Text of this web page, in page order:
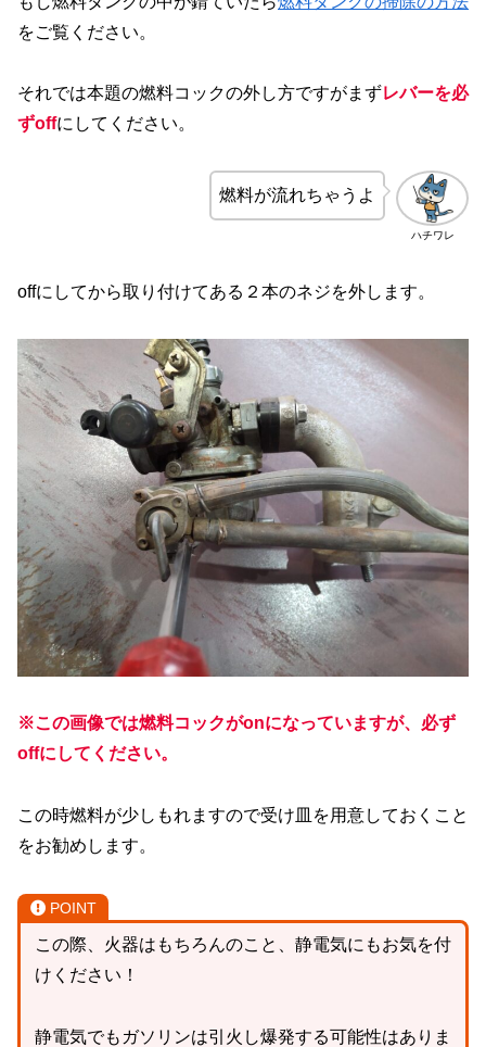
をご覧ください。
それでは本題の燃料コックの外し方ですがまずレバーを必
ずoffにしてください。
ハチワレ
燃料が流れちゃうよ
offにしてから取り付けてある２本のネジを外します。
※この画像では燃料コックがonになっていますが、 必ず
offにしてください。
この時燃料が少しもれますので受け皿を用意しておくこと
をお勧めします。
POINT
この際、火器はもちろんのこと、静電気にもお気を付
けください！
静電気でもガソリンは引火し爆発する可能性はありま